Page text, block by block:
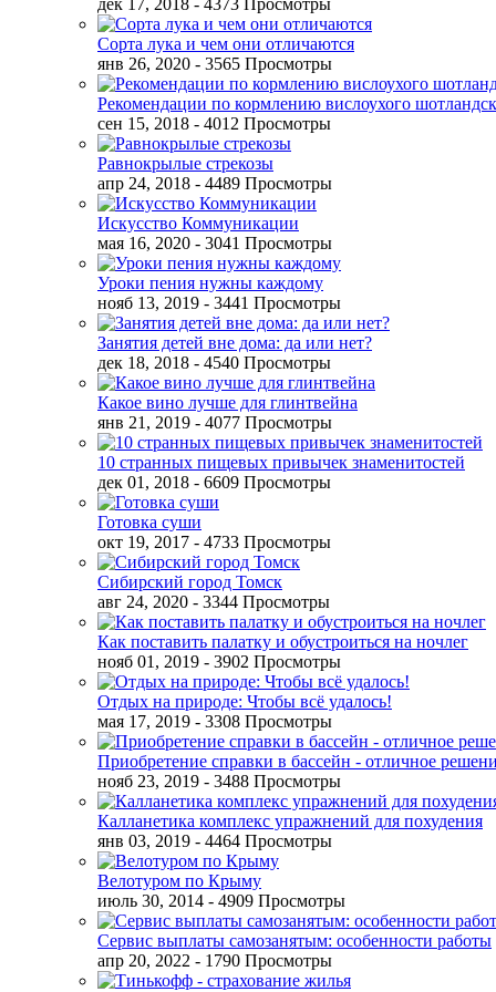
дек 17, 2018 - 4373 Просмотры
Сорта лука и чем они отличаются
янв 26, 2020 - 3565 Просмотры
Рекомендации по кормлению вислоухого
сен 15, 2018 - 4012 Просмотры
Равнокрылые стрекозы
апр 24, 2018 - 4489 Просмотры
Искусство Коммуникации
мая 16, 2020 - 3041 Просмотры
Уроки пения нужны каждому
нояб 13, 2019 - 3441 Просмотры
Занятия детей вне дома: да или нет?
дек 18, 2018 - 4540 Просмотры
Какое вино лучше для глинтвейна
янв 21, 2019 - 4077 Просмотры
10 странных пищевых привычек знаменитостей
дек 01, 2018 - 6609 Просмотры
Готовка суши
окт 19, 2017 - 4733 Просмотры
Сибирский город Томск
авг 24, 2020 - 3344 Просмотры
Как поставить палатку и обустроиться на ночлег
нояб 01, 2019 - 3902 Просмотры
Отдых на природе: Чтобы всё удалось!
мая 17, 2019 - 3308 Просмотры
Приобретение справки в бассейн - отличное
нояб 23, 2019 - 3488 Просмотры
Калланетика комплекс упражнений для похудения
янв 03, 2019 - 4464 Просмотры
Велотуром по Крыму
июль 30, 2014 - 4909 Просмотры
Сервис выплаты самозанятым: особенности работы
апр 20, 2022 - 1790 Просмотры